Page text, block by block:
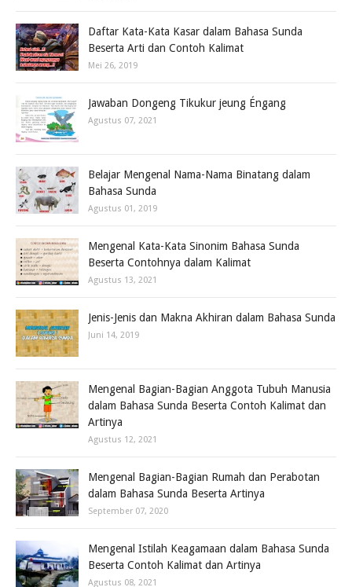
Daftar Kata-Kata Kasar dalam Bahasa Sunda
Beserta Arti dan Contoh Kalimat
Mei 26, 2019
Jawaban Dongeng Tikukur jeung Éngang
Agustus 07, 2021
Belajar Mengenal Nama-Nama Binatang dalam
Bahasa Sunda
Agustus 01, 2019
Mengenal Kata-Kata Sinonim Bahasa Sunda
Beserta Contohnya dalam Kalimat
Agustus 13, 2021
Jenis-Jenis dan Makna Akhiran dalam Bahasa Sunda
Juni 14, 2019
Mengenal Bagian-Bagian Anggota Tubuh Manusia
dalam Bahasa Sunda Beserta Contoh Kalimat dan
Artinya
Agustus 12, 2021
Mengenal Bagian-Bagian Rumah dan Perabotan
dalam Bahasa Sunda Beserta Artinya
September 07, 2020
Mengenal Istilah Keagamaan dalam Bahasa Sunda
Beserta Contoh Kalimat dan Artinya
Agustus 08, 2021